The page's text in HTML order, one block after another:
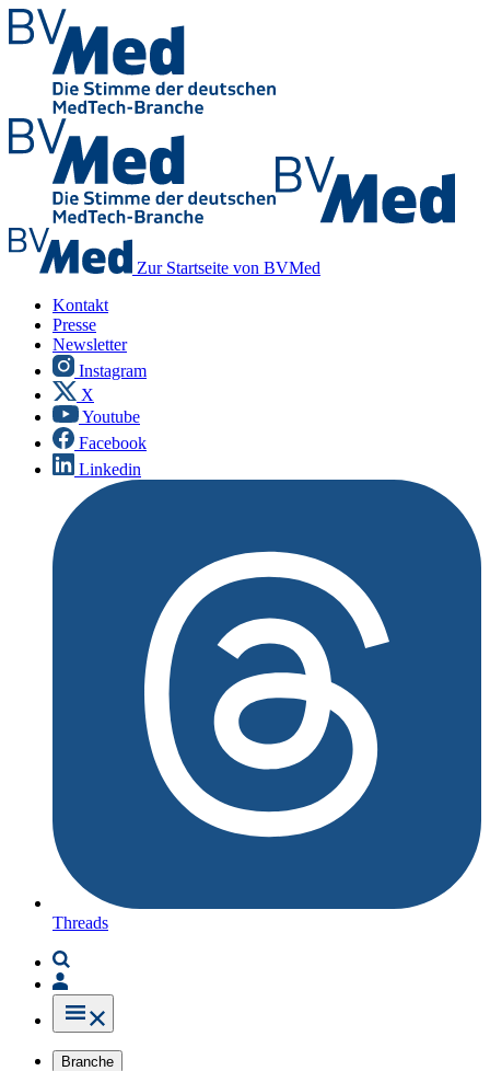
Zur Startseite von BVMed
Kontakt
Presse
Newsletter
Instagram
X
Youtube
Facebook
Linkedin
Threads
Branche